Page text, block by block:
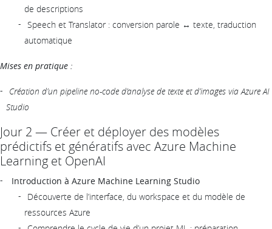
de descriptions
Speech et Translator : conversion parole ↔ texte, traduction
automatique
Mises en pratique :
Création d’un pipeline no-code d’analyse de texte et d’images via Azure AI
Studio
Jour 2 — Créer et déployer des modèles
prédictifs et génératifs avec Azure Machine
Learning et OpenAI
Introduction à Azure Machine Learning Studio
Découverte de l’interface, du workspace et du modèle de
ressources Azure